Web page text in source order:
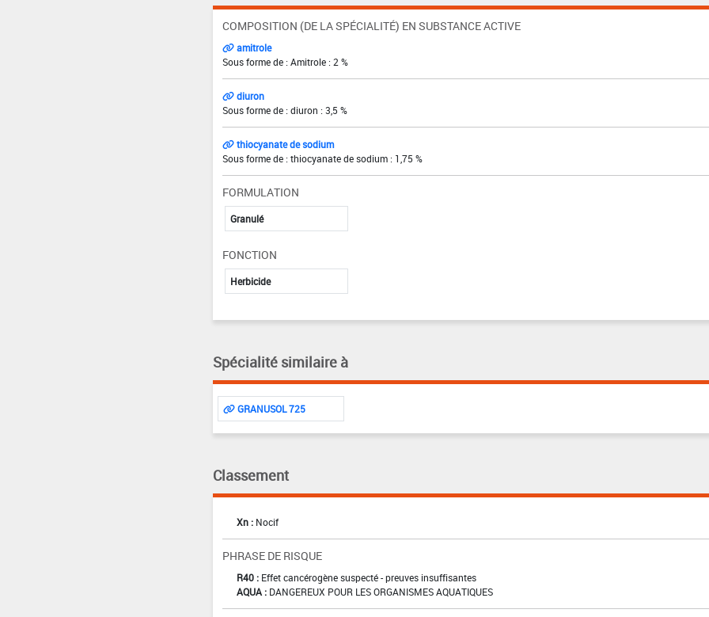
COMPOSITION (DE LA SPÉCIALITÉ) EN SUBSTANCE ACTIVE
amitrole
Sous forme de : Amitrole : 2 %
diuron
Sous forme de : diuron : 3,5 %
thiocyanate de sodium
Sous forme de : thiocyanate de sodium : 1,75 %
FORMULATION
Granulé
FONCTION
Herbicide
Spécialité similaire à
GRANUSOL 725
Classement
Xn : Nocif
PHRASE DE RISQUE
R40 : Effet cancérogène suspecté - preuves insuffisantes
AQUA : DANGEREUX POUR LES ORGANISMES AQUATIQUES